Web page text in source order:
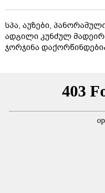
სპა, აუზები,
ადგილი კუნძულ
ჯორჯინა